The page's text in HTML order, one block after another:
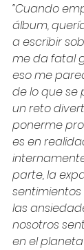
“Cuando
álbum,
a escribir
me da fatal
eso me
de lo que se
un reto
ponerme
es en
parte, la
las
nosotros
en el planeta